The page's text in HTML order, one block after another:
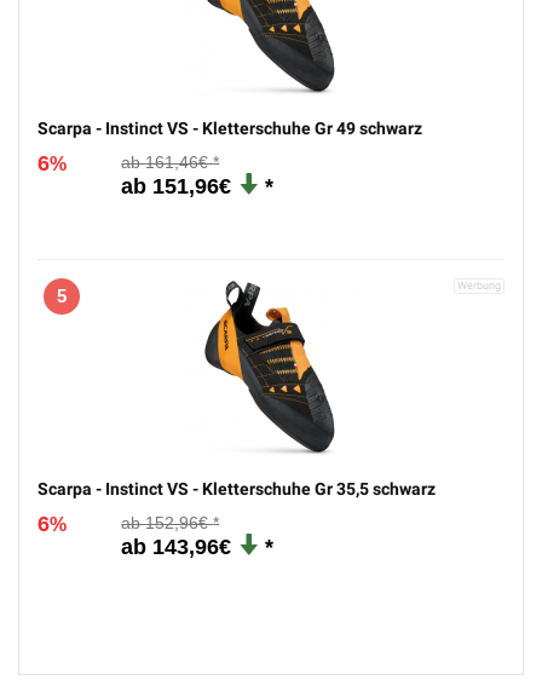
Scarpa - Instinct VS - Kletterschuhe Gr 49 schwarz
6% 161,46€
151,96€
5
Scarpa - Instinct VS - Kletterschuhe Gr 35,5 schwarz
6% 152,96€
143,96€